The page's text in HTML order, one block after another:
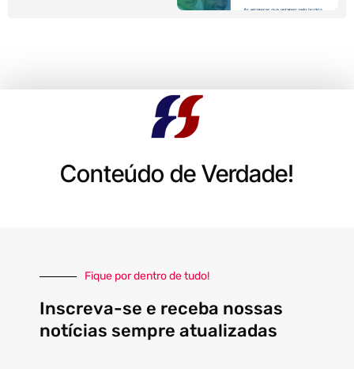
Conteúdo de Verdade!
Fique por dentro de tudo!
Inscreva-se e receba nossas
notícias sempre atualizadas